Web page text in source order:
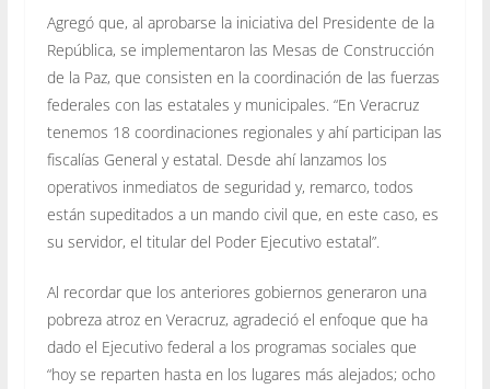
Agregó que, al aprobarse la iniciativa del Presidente de la
República, se implementaron las Mesas de Construcción
de la Paz, que consisten en la coordinación de las fuerzas
federales con las estatales y municipales. “En Veracruz
tenemos 18 coordinaciones regionales y ahí participan las
fiscalías General y estatal. Desde ahí lanzamos los
operativos inmediatos de seguridad y, remarco, todos
están supeditados a un mando civil que, en este caso, es
su servidor, el titular del Poder Ejecutivo estatal”.
Al recordar que los anteriores gobiernos generaron una
pobreza atroz en Veracruz, agradeció el enfoque que ha
dado el Ejecutivo federal a los programas sociales que
“hoy se reparten hasta en los lugares más alejados; ocho